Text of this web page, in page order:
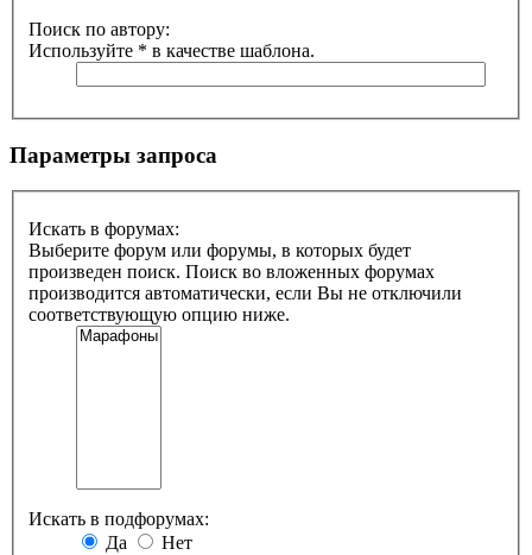
Поиск по автору:
Используйте * в качестве шаблона.
Параметры запроса
Искать в форумах:
Выберите форум или форумы, в которых будет
произведен поиск. Поиск во вложенных форумах
производится автоматически, если Вы не отключили
соответствующую опцию ниже.
Искать в подфорумах:
Да
Нет